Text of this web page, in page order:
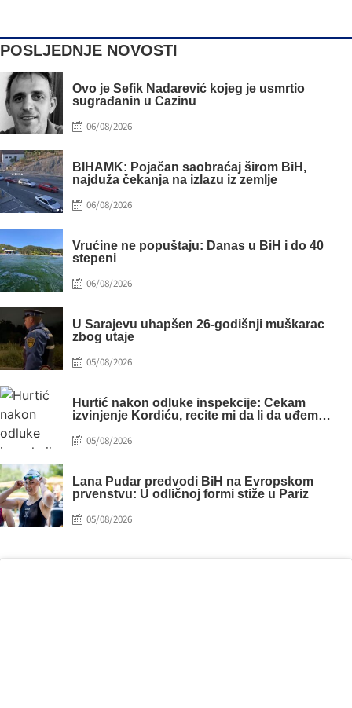
POSLJEDNJE NOVOSTI
Ovo je Šefik Nadarević kojeg je usmrtio
sugrađanin u Cazinu
Posted
06/08/2026
BIHAMK: Pojačan saobraćaj širom BiH,
najduža čekanja na izlazu iz zemlje
Posted
06/08/2026
Vrućine ne popuštaju: Danas u BiH i do 40
stepeni
Posted
06/08/2026
U Sarajevu uhapšen 26-godišnji muškarac
zbog utaje
Posted
05/08/2026
Hurtić nakon odluke inspekcije: Čekam
izvinjenje Kordiću, recite mi da li da uđem
Posted
05/08/2026
Lana Pudar predvodi BiH na Evropskom
prvenstvu: U odličnoj formi stiže u Pariz
Posted
05/08/2026